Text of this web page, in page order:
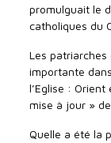
promulguait le
catholiques du
Les
importante
l’Eglise :
mise à jour » de
Quelle a été la